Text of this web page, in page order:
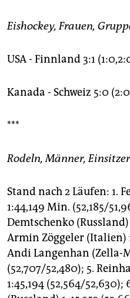
Eishockey, Frauen,
USA - Finnland 3:1
Kanada - Schweiz 5:0
***
Rodeln, Männer,
Stand nach 2 Läufen: 1.
1:44,149 Min. (52,185/
Demtschenko (Russland)
Armin Zöggeler (Italien)
Andi Langenhan (Zella-
(52,707/52,480); 5.
1:45,194 (52,564/